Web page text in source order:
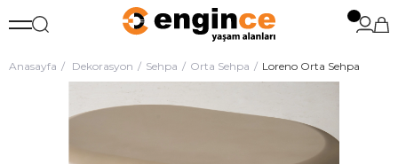
Anasayfa Dekorasyon Sehpa Orta Sehpa Loreno Orta Sehpa